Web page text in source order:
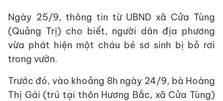
Ngày 25/9, thông tin từ UBND xã Cửa Tùng
(Quảng Trị) cho biết, người dân địa phương
vừa phát hiện một cháu bé sơ sinh bị bỏ rơi
trong vườn.
Trước đó, vào khoảng 8h ngày 24/9, bà Hoàng
Thị Gái (trú tại thôn Hương Bắc, xã Cửa Tùng)